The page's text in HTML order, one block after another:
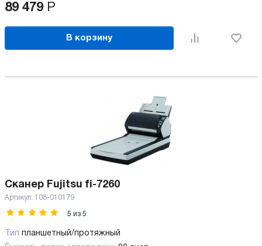
89 479 Р
В корзину
Сканер Fujitsu fi-7260
Артикул: 108-010179
5 из 5
Тип планшетный/протяжный